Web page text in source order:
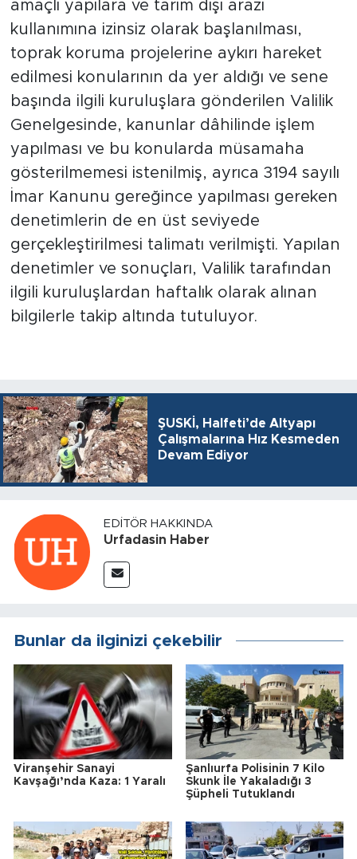
amaçlı yapılara ve tarım dışı arazi
kullanımına izinsiz olarak başlanılması,
toprak koruma projelerine aykırı hareket
edilmesi konularının da yer aldığı ve sene
başında ilgili kuruluşlara gönderilen Valilik
Genelgesinde, kanunlar dâhilinde işlem
yapılması ve bu konularda müsamaha
gösterilmemesi istenilmiş, ayrıca 3194 sayılı
İmar Kanunu gereğince yapılması gereken
denetimlerin de en üst seviyede
gerçekleştirilmesi talimatı verilmişti. Yapılan
denetimler ve sonuçları, Valilik tarafından
ilgili kuruluşlardan haftalık olarak alınan
bilgilerle takip altında tutuluyor.
ŞUSKİ, Halfeti’de Altyapı
Çalışmalarına Hız Kesmeden
Devam Ediyor
EDITÖR HAKKINDA
Urfadasin Haber
Bunlar da ilginizi çekebilir
Viranşehir Sanayi
Kavşağı’nda Kaza: 1 Yaralı
Şanlıurfa Polisinin 7 Kilo
Skunk İle Yakaladığı 3
Şüpheli Tutuklandı